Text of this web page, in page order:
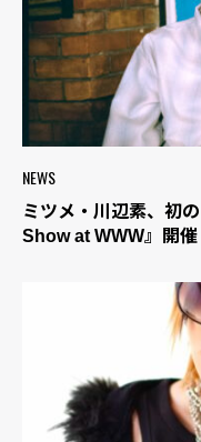
NEWS
ミツメ・川辺素、初
Show at WWW』開催